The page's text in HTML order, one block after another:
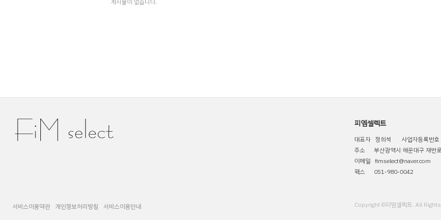
게시물이 없습니다.
서비스이용약관 개인정보처리방침 서비스이용안내
피엠셀렉트
대표자 정희석
사업자등록번
주소 부산광역시 해운대구 재반
이메일 fimselect@naver.com
팩스 051-980-0042
Copyright ©피엠셀렉트. All